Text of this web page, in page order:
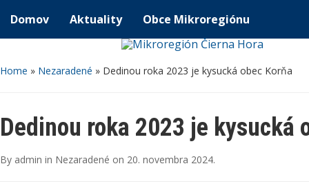
Domov Aktuality Obce Mikroregiónu
Home » Nezaradené » Dedinou roka 2023 je kysucká obec Korňa
Dedinou roka 2023 je kysucká
By admin in Nezaradené on 20. novembra 2024.